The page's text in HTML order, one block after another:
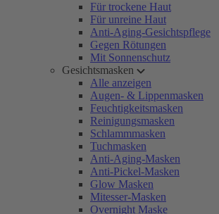
Für trockene Haut
Für unreine Haut
Anti-Aging-Gesichtspflege
Gegen Rötungen
Mit Sonnenschutz
Gesichtsmasken
Alle anzeigen
Augen- & Lippenmasken
Feuchtigkeitsmasken
Reinigungsmasken
Schlammmasken
Tuchmasken
Anti-Aging-Masken
Anti-Pickel-Masken
Glow Masken
Mitesser-Masken
Overnight Maske